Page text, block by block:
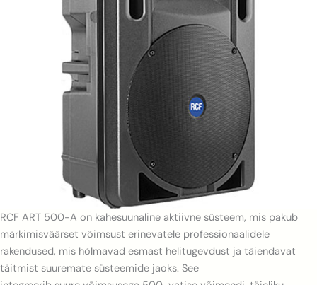
RCF ART 500-A on kahesuunaline aktiivne süsteem, mis pakub
märkimisväärset võimsust erinevatele professionaalidele
rakendused, mis hõlmavad esmast helitugevdust ja täiendavat
täitmist suuremate süsteemide jaoks. See